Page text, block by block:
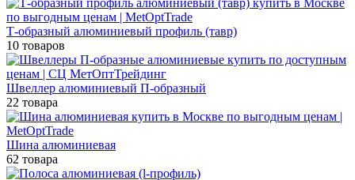
Т-образный алюминиевый профиль (тавр)
10 товаров
Швеллер алюминиевый П-образный
22 товара
Шина алюминиевая
62 товара